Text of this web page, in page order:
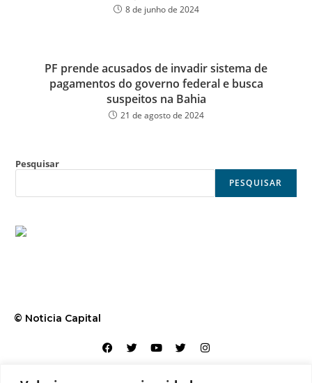
8 de junho de 2024
PF prende acusados de invadir sistema de
pagamentos do governo federal e busca
suspeitos na Bahia
21 de agosto de 2024
Pesquisar
PESQUISAR
© Noticia Capital